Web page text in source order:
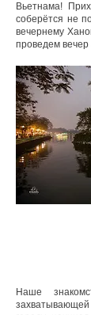
Вьетнама!
соберётся не
вечернему
проведем вечер
Наше